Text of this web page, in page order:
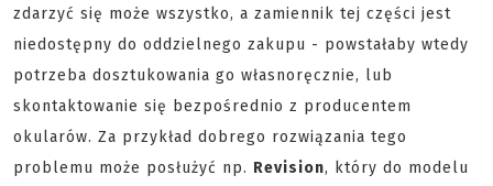
zdarzyć się może wszystko, a zamiennik tej części jest
niedostępny do oddzielnego zakupu - powstałaby wtedy
potrzeba dosztukowania go własnoręcznie, lub
skontaktowanie się bezpośrednio z producentem
okularów. Za przykład dobrego rozwiązania tego
problemu może posłużyć np. Revision, który do modelu